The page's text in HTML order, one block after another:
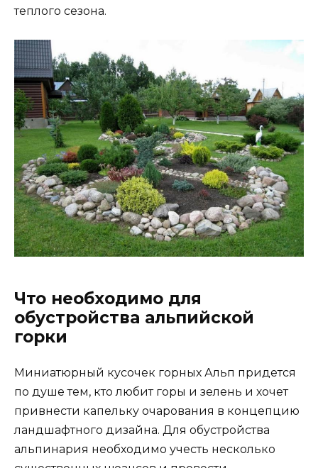
теплого сезона.
Что необходимо для
обустройства альпийской
горки
Миниатюрный кусочек горных Альп придется
по душе тем, кто любит горы и зелень и хочет
привнести капельку очарования в концепцию
ландшафтного дизайна. Для обустройства
альпинария необходимо учесть несколько